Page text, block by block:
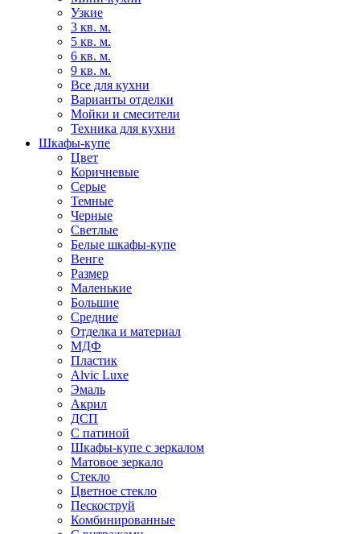
Узкие
3 кв. м.
5 кв. м.
6 кв. м.
9 кв. м.
Все для кухни
Варианты отделки
Мойки и смесители
Техника для кухни
Шкафы-купе
Цвет
Коричневые
Серые
Темные
Черные
Светлые
Белые шкафы-купе
Венге
Размер
Маленькие
Большие
Средние
Отделка и материал
МДФ
Пластик
Alvic Luxe
Эмаль
Акрил
ДСП
С патиной
Шкафы-купе с зеркалом
Матовое зеркало
Стекло
Цветное стекло
Пескоструй
Комбинированные